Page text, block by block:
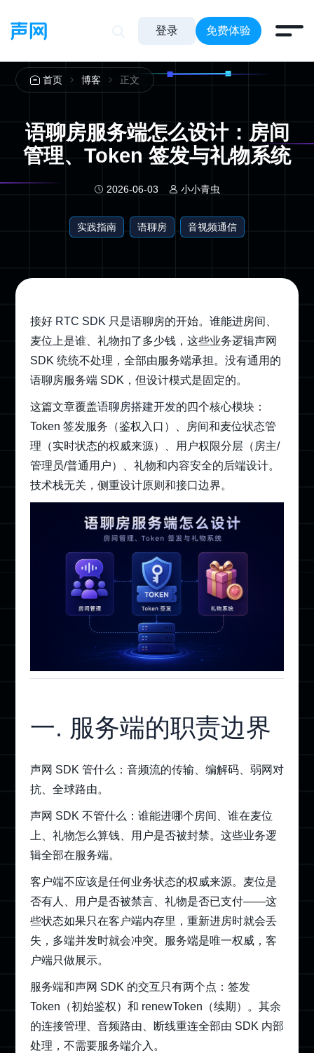
登录 免费体验
首页 博客 正文
语聊房服务端怎么设计：房间
管理、Token 签发与礼物系统
2026-06-03 小小青虫
实践指南 语聊房 音视频通信
接好 RTC SDK 只是语聊房的开始。谁能进房间、
麦位上是谁、礼物扣了多少钱，这些业务逻辑声网
SDK 统统不处理，全部由服务端承担。没有通用的
语聊房服务端 SDK，但设计模式是固定的。
这篇文章覆盖语聊房搭建开发的四个核心模块：
Token 签发服务（鉴权入口）、房间和麦位状态管
理（实时状态的权威来源）、用户权限分层（房主/
管理员/普通用户）、礼物和内容安全的后端设计。
技术栈无关，侧重设计原则和接口边界。
一. 服务端的职责边界
声网 SDK 管什么：音频流的传输、编解码、弱网对
抗、全球路由。
声网 SDK 不管什么：谁能进哪个房间、谁在麦位
上、礼物怎么算钱、用户是否被封禁。这些业务逻
辑全部在服务端。
客户端不应该是任何业务状态的权威来源。麦位是
否有人、用户是否被禁言、礼物是否已支付——这
些状态如果只在客户端内存里，重新进房时就会丢
失，多端并发时就会冲突。服务端是唯一权威，客
户端只做展示。
服务端和声网 SDK 的交互只有两个点：签发
Token（初始鉴权）和 renewToken（续期）。其余
的连接管理、音频路由、断线重连全部由 SDK 内部
处理，不需要服务端介入。